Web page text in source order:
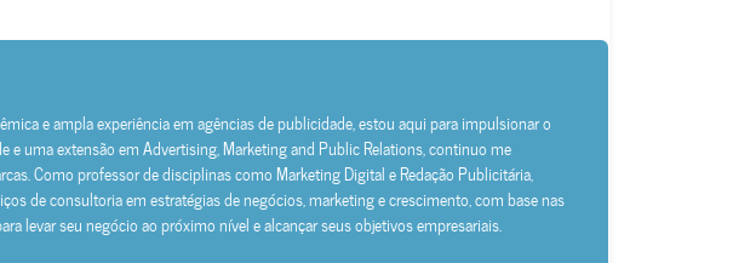
e ampla experiência em agências de publicidade, estou aqui para impulsionar o
uma extensão em Advertising, Marketing and Public Relations, continuo me
Como professor de disciplinas como Marketing Digital e Redação Publicitária,
de consultoria em estratégias de negócios, marketing e crescimento, com base nas
levar seu negócio ao próximo nível e alcançar seus objetivos empresariais.